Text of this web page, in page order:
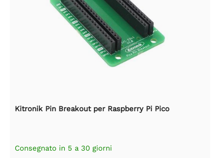
Kitronik Pin Breakout per Raspberry Pi Pico
Consegnato in 5 a 30 giorni